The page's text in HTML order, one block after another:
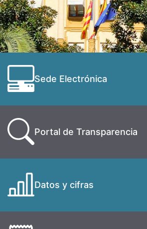
Sede Electrónica
Portal de Transparencia
Datos y cifras